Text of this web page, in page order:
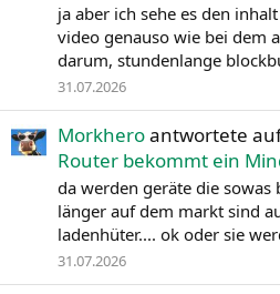
ja aber ich sehe es den
video genauso wie bei dem
darum, stundenlange
31.07.2026
Morkheroantwortete
Router bekommt ein
da werden geräte die
länger auf dem markt sind
ladenhüter.... ok oder sie
31.07.2026